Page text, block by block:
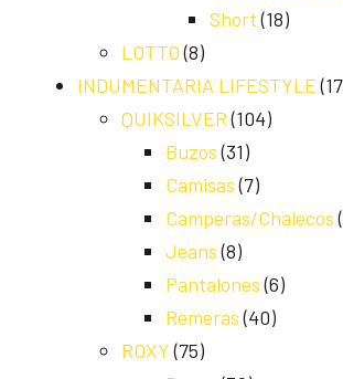
Short (18)
LOTTO (8)
INDUMENTARIA LIFESTYLE
QUIKSILVER (104)
Buzos (31)
Camisas (7)
Camperas/Chalecos
Jeans (8)
Pantalones (6)
Remeras (40)
ROXY (75)